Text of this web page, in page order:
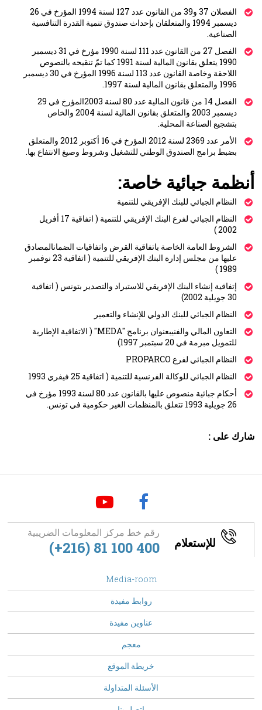
الفصلان 37 و39 من القانون عدد 127 لسنة 1994 المؤرخ في 26
ديسمبر 1994 والمتعلقان بإحداث صندوق تنمية القدرة التنافسية
الصناعية.
الفصل 27 من القانون عدد 111 لسنة 1990 مؤرخ في 31 ديسمبر
1990 يتعلق بقانون المالية لسنة 1991 كما تمّ تنقيحه بالنصوص
اللاحقة وخاصة القانون عدد 113 لسنة 1996 المؤرخ في 30 ديسمبر
1996 والمتعلق بقانون المالية لسنة 1997.
الفصل 14 من قانون المالية عدد 80 لسنة 2003المؤرخ في 29
ديسمبر 2003 والمتعلق بقانون المالية لسنة 2004 والخاص
بتشجيع الصناعة المحلية.
الأمر عدد 2369 لسنة 2012 المؤرخ في 16 أكتوبر 2012 والمتعلق
بضبط برامج الصندوق الوطني للتشغيل وشروط وصيغ الانتفاع بها.
أنظمة جبائية خاصة:
النظام الجبائي للبنك الإفريقي للتنمية
النظام الجبائي لفرع البنك الإفريقي للتنمية ( اتفاقية 17 أفريل
2002 )
الشروط العامة الخاصة باتفاقية القرض واتفاقيات الضمانالمصادق
عليها من مجلس إدارة البنك الإفريقي للتنمية ( اتفاقية 23 نوفمبر
1989 )
إتفاقية إنشاء البنك الإفريقي للاستيراد والتصدير بتونس ( اتفاقية
30 جويلية 2002)
النظام الجبائي للبنك الدولي للإنشاء والتعمير
التعاون المالي والفنيبعنوان برنامج "MEDA" ( الاتفاقية الإطارية
للتمويل مبرمة في 20 سبتمبر 1997)
النظام الجبائي لفرع PROPARCO
النظام الجبائي للوكالة الفرنسية للتنمية ( اتفاقية 25 فيفري 1993
أحكام جبائية منصوص عليها بالقانون عدد 80 لسنة 1993 مؤرخ في
26 جويلية 1993 تتعلق بالمنظمات الغير حكومية في تونس.
شارك على :
للإستعلام
رقم خط مركز المعلومات الضريبية
(+216) 81 100 400
Media-room
روابط مفيدة
عناوين مفيدة
معجم
خريطة الموقع
الأسئلة المتداولة